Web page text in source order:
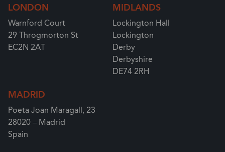
LONDON
Warnford Court
29 Throgmorton St
EC2N 2AT
MIDLANDS
Lockington Hall
Lockington
Derby
Derbyshire
DE74 2RH
MADRID
Poeta Joan Maragall, 23
28020 – Madrid
Spain